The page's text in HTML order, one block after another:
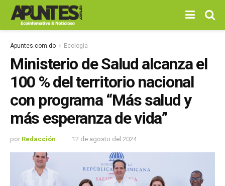
Apuntes.com.do Ecología
Ministerio de Salud alcanza el
100 % del territorio nacional
con programa “Más salud y
más esperanza de vida”
por Redacción 12 de agosto del 2024